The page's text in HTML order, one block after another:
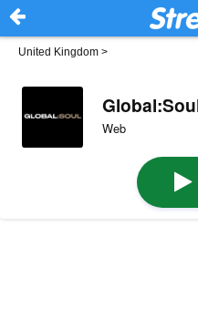
United Kingdom >
Web